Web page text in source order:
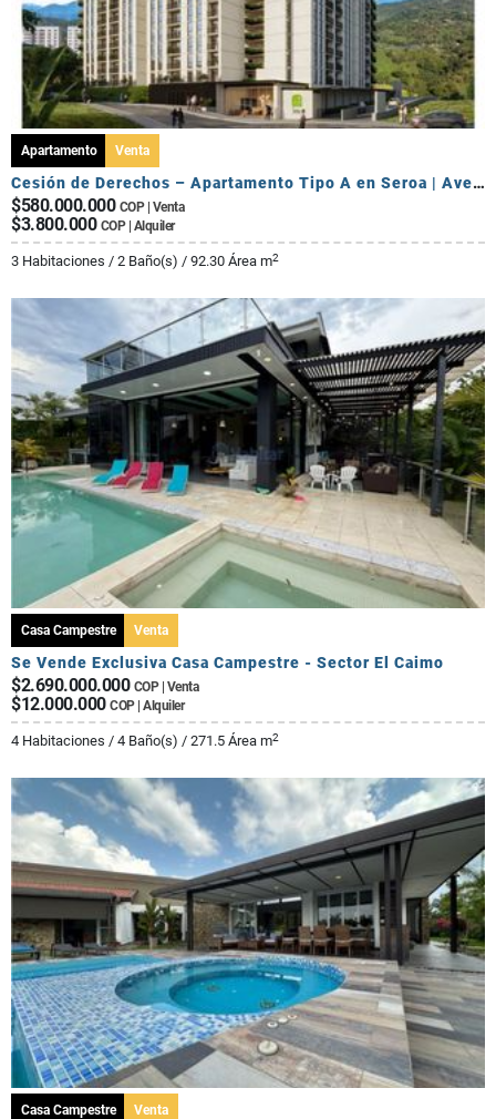
Apartamento Venta
Cesión de Derechos – Apartamento Tipo A en Seroa | Avenida Centenario
$580.000.000 COP | Venta
$3.800.000 COP | Alquiler
3 Habitaciones / 2 Baño(s) / 92.30 Área m2
Casa Campestre Venta
Se Vende Exclusiva Casa Campestre - Sector El Caimo
$2.690.000.000 COP | Venta
$12.000.000 COP | Alquiler
4 Habitaciones / 4 Baño(s) / 271.5 Área m2
Casa Campestre Venta